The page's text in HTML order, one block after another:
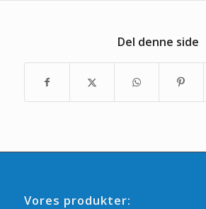
Del denne side
Vores produkter: